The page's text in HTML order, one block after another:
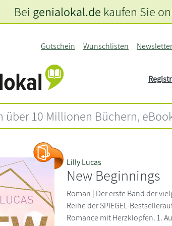
Gutschein Wunschlisten Newsletter
Bei genialokal.de kaufen Sie
Lilly Lucas
New Beginnings
Roman | Der erste Band der
Reihe der SPIEGEL-
Romance mit Herzklopfen. 1.